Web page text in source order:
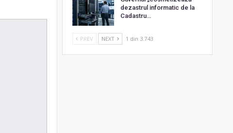
dezastrul informatic de la
Cadastru…
PREV NEXT 1 din 3.743